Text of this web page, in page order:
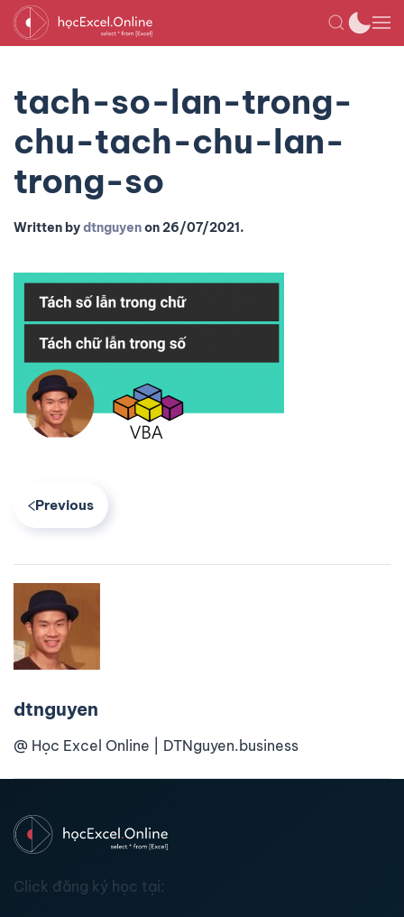
tach-so-lan-trong-
chu-tach-chu-lan-
trong-so
Written bydtnguyenon26/07/2021.
Previous
dtnguyen
@ Học Excel Online | DTNguyen.business
Click đăng ký học tại: